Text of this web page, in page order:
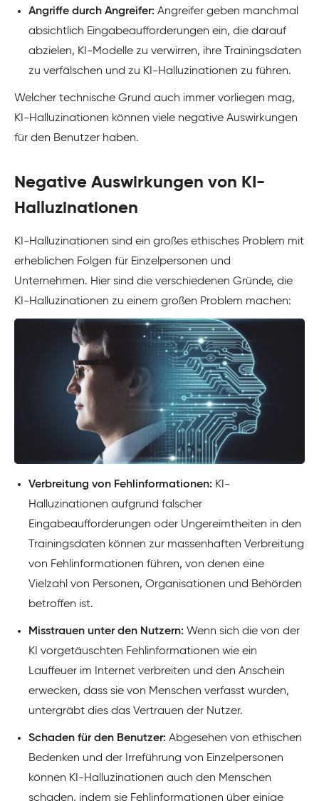
Angriffe durch Angreifer: Angreifer geben manchmal
absichtlich Eingabeaufforderungen ein, die darauf
abzielen, KI-Modelle zu verwirren, ihre Trainingsdaten
zu verfälschen und zu KI-Halluzinationen zu führen.
Welcher technische Grund auch immer vorliegen mag,
KI-Halluzinationen können viele negative Auswirkungen
für den Benutzer haben.
Negative Auswirkungen von KI-
Halluzinationen
KI-Halluzinationen sind ein großes ethisches Problem mit
erheblichen Folgen für Einzelpersonen und
Unternehmen. Hier sind die verschiedenen Gründe, die
KI-Halluzinationen zu einem großen Problem machen:
Verbreitung von Fehlinformationen: KI-
Halluzinationen aufgrund falscher
Eingabeaufforderungen oder Ungereimtheiten in den
Trainingsdaten können zur massenhaften Verbreitung
von Fehlinformationen führen, von denen eine
Vielzahl von Personen, Organisationen und Behörden
betroffen ist.
Misstrauen unter den Nutzern: Wenn sich die von der
KI vorgetäuschten Fehlinformationen wie ein
Lauffeuer im Internet verbreiten und den Anschein
erwecken, dass sie von Menschen verfasst wurden,
untergräbt dies das Vertrauen der Nutzer.
Schaden für den Benutzer: Abgesehen von ethischen
Bedenken und der Irreführung von Einzelpersonen
können KI-Halluzinationen auch den Menschen
schaden, indem sie Fehlinformationen über einige